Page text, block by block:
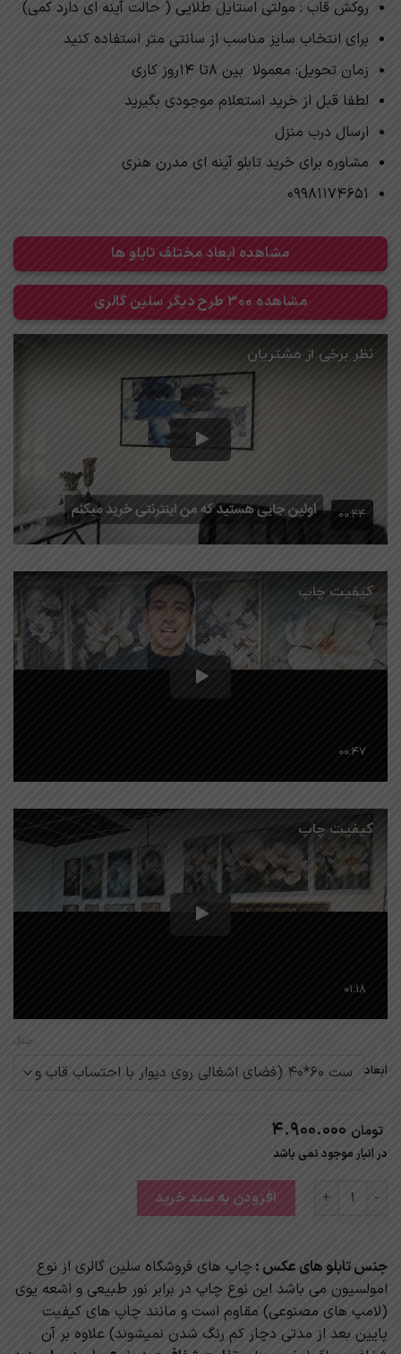
روکش قاب : مولتی استایل طلایی ( حالت آینه ای دارد کمی)
برای انتخاب سایز مناسب از سانتی متر استفاده کنید
زمان تحویل: معمولا بین 8تا 14روز کاری
لطفا قبل از خرید استعلام موجودی بگیرید
ارسال درب منزل
مشاوره برای خرید تابلو آینه ای مدرن هنری
09981174651
مشاهده ابعاد مختلف تابلو ها
مشاهده 300 طرح دیگر سلین گالری
ابعاد
صاف
تومان 4.900.000
در انبار موجود نمی باشد
تابلو مدرن با قاب مولتی استایل کد77 عددافزودن به سبد خرید
جنس تابلو های عکس : چاپ های فروشگاه سلین گالری از نوع
امولسیون می باشد این نوع چاپ در برابر نور طبیعی و اشعه یوی
(لامپ های مصنوعی) مقاوم است و مانند چاپ های کیفیت
پایین بعد از مدتی دچار کم رنگ شدن نمیشوند) علاوه بر آن